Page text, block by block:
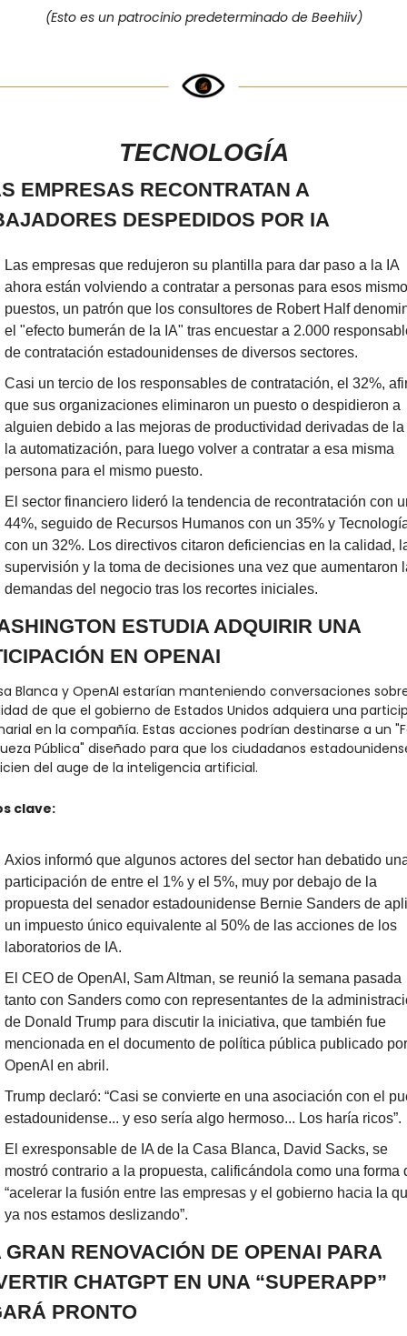
(Esto es un patrocinio predeterminado de Beehiiv)
TECNOLOGÍA
EMPRESAS RECONTRATAN A
DESPEDIDOS POR IA
Las empresas que redujeron su plantilla para dar paso a la IA
ahora están volviendo a contratar a personas para esos
puestos, un patrón que los consultores de Robert Half
el "efecto bumerán de la IA" tras encuestar a 2.000
de contratación estadounidenses de diversos sectores.
Casi un tercio de los responsables de contratación, el 32%,
que sus organizaciones eliminaron un puesto o despidieron a
alguien debido a las mejoras de productividad derivadas de la
la automatización, para luego volver a contratar a esa misma
persona para el mismo puesto.
El sector financiero lideró la tendencia de recontratación con
44%, seguido de Recursos Humanos con un 35% y
con un 32%. Los directivos citaron deficiencias en la calidad,
supervisión y la toma de decisiones una vez que aumentaron
demandas del negocio tras los recortes iniciales.
ESTUDIA ADQUIRIR UNA
EN OPENAI
Blanca y OpenAI estarían manteniendo conversaciones
de que el gobierno de Estados Unidos adquiera una
en la compañía. Estas acciones podrían destinarse a un
Pública" diseñado para que los ciudadanos
del auge de la inteligencia artificial.
clave:
Axios informó que algunos actores del sector han debatido
participación de entre el 1% y el 5%, muy por debajo de la
propuesta del senador estadounidense Bernie Sanders de
un impuesto único equivalente al 50% de las acciones de los
laboratorios de IA.
El CEO de OpenAI, Sam Altman, se reunió la semana pasada
tanto con Sanders como con representantes de la
de Donald Trump para discutir la iniciativa, que también fue
mencionada en el documento de política pública publicado por
OpenAI en abril.
Trump declaró: “Casi se convierte en una asociación con el
estadounidense... y eso sería algo hermoso... Los haría ricos”.
El exresponsable de IA de la Casa Blanca, David Sacks, se
mostró contrario a la propuesta, calificándola como una forma
“acelerar la fusión entre las empresas y el gobierno hacia la
ya nos estamos deslizando”.
RENOVACIÓN DE OPENAI PARA
CHATGPT EN UNA “SUPERAPP”
PRONTO